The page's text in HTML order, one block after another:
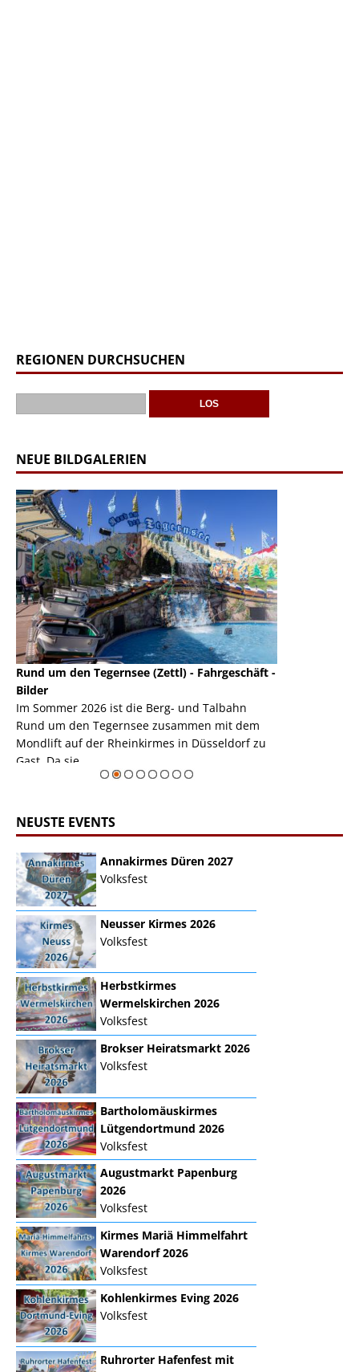
REGIONEN DURCHSUCHEN
NEUE BILDGALERIEN
Rund um den Tegernsee (Zettl) - Fahrgeschäft -
Bilder
Im Sommer 2026 ist die Berg- und Talbahn
Rund um den Tegernsee zusammen mit dem
Mondlift auf der Rheinkirmes in Düsseldorf zu
Gast. Da sie ...
NEUSTE EVENTS
Annakirmes Düren 2027
Volksfest
Neusser Kirmes 2026
Volksfest
Herbstkirmes
Wermelskirchen 2026
Volksfest
Brokser Heiratsmarkt 2026
Volksfest
Bartholomäuskirmes
Lütgendortmund 2026
Volksfest
Augustmarkt Papenburg
2026
Volksfest
Kirmes Mariä Himmelfahrt
Warendorf 2026
Volksfest
Kohlenkirmes Eving 2026
Volksfest
Ruhrorter Hafenfest mit